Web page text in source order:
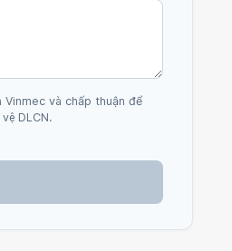
Vinmec và chấp thuận để
DLCN.